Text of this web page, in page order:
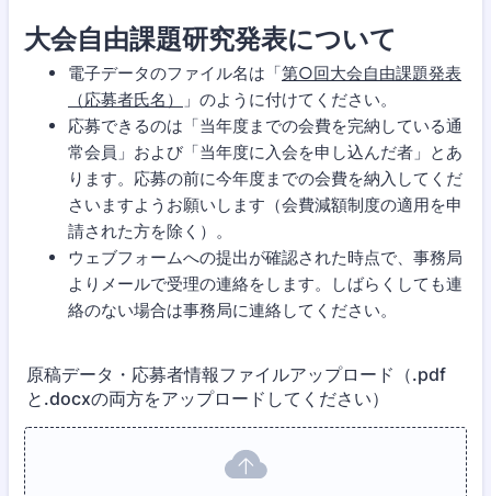
大会自由課題研究発表について
電子データのファイル名は「第○回大会自由課題発表
（応募者氏名）
」のように付けてください。
応募できるのは「当年度までの会費を完納している通
常会員」および「当年度に入会を申し込んだ者」とあ
ります。応募の前に今年度までの会費を納入してくだ
さいますようお願いします（会費減額制度の適用を申
請された方を除く）。
ウェブフォームへの提出が確認された時点で、事務局
よりメールで受理の連絡をします。しばらくしても連
絡のない場合は事務局に連絡してください。
原稿データ・応募者情報ファイルアップロード（.pdf
と.docxの両方をアップロードしてください）